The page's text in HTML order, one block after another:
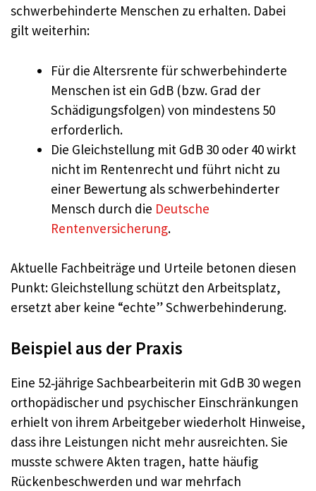
schwerbehinderte Menschen zu erhalten. Dabei
gilt weiterhin:
Für die Altersrente für schwerbehinderte
Menschen ist ein GdB (bzw. Grad der
Schädigungsfolgen) von mindestens 50
erforderlich.
Die Gleichstellung mit GdB 30 oder 40 wirkt
nicht im Rentenrecht und führt nicht zu
einer Bewertung als schwerbehinderter
Mensch durch die Deutsche
Rentenversicherung.
Aktuelle Fachbeiträge und Urteile betonen diesen
Punkt: Gleichstellung schützt den Arbeitsplatz,
ersetzt aber keine “echte” Schwerbehinderung.
Beispiel aus der Praxis
Eine 52‑jährige Sachbearbeiterin mit GdB 30 wegen
orthopädischer und psychischer Einschränkungen
erhielt von ihrem Arbeitgeber wiederholt Hinweise,
dass ihre Leistungen nicht mehr ausreichten. Sie
musste schwere Akten tragen, hatte häufig
Rückenbeschwerden und war mehrfach